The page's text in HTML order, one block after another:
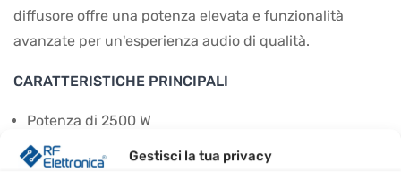
Gestisci la tua privacy
diffusore offre una potenza elevata e funzionalità
avanzate per un'esperienza audio di qualità.
CARATTERISTICHE PRINCIPALI
Potenza di 2500 W
App Alto GRATUITA per il controllo a distanza